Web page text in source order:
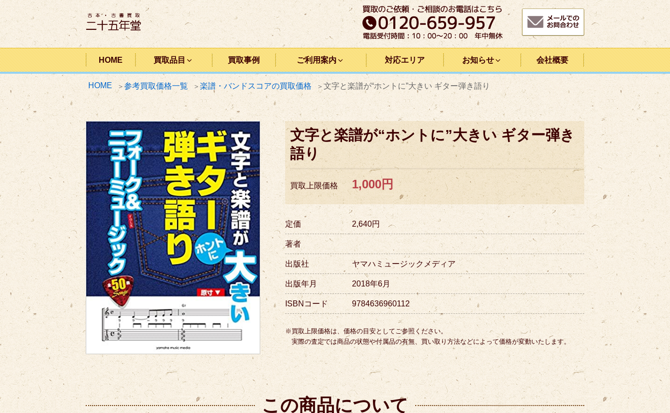
コ
ン
テ
ン
ツ
へ
ス
キ
プ
二十五年堂
HOME 買取品目 買取事例 ご利用案内 対応エリア お知らせ 会社概要
HOME 参考買取価格一覧 楽譜・バンドスコアの買取価格 文字と楽譜が“ホントに”大きい ギター弾き語り
文字と楽譜が“ホントに”大きい ギター弾き
語り
買取上限価格 1,000円
定価 2,640円
著者
出版社 ヤマハミュージックメディア
出版年月 2018年6月
ISBNコード 9784636960112
※買取上限価格は、価格の目安としてご参照ください。
実際の査定では商品の状態や付属品の有無、買い取り方法などによって価格が変動いたします。
この商品について